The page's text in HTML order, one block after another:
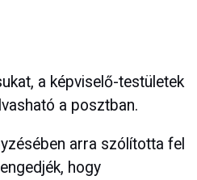
a képviselő-testületek
a posztban.
arra szólította fel
hogy